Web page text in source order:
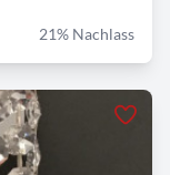
21% Nachlass